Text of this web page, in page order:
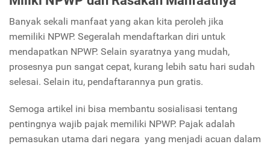
Banyak sekali manfaat yang akan kita peroleh jika
memiliki NPWP. Segeralah mendaftarkan diri untuk
mendapatkan NPWP. Selain syaratnya yang mudah,
prosesnya pun sangat cepat, kurang lebih satu hari sudah
selesai. Selain itu, pendaftarannya pun gratis.
Semoga artikel ini bisa membantu sosialisasi tentang
pentingnya wajib pajak memiliki NPWP. Pajak adalah
pemasukan utama dari negara yang menjadi acuan dalam